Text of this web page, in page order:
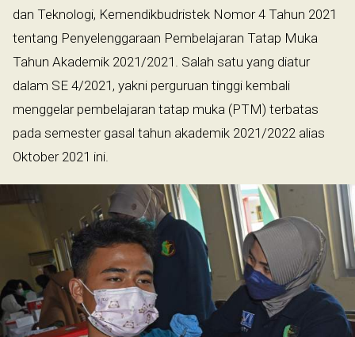
dan Teknologi, Kemendikbudristek Nomor 4 Tahun 2021
tentang Penyelenggaraan Pembelajaran Tatap Muka
Tahun Akademik 2021/2021. Salah satu yang diatur
dalam SE 4/2021, yakni perguruan tinggi kembali
menggelar pembelajaran tatap muka (PTM) terbatas
pada semester gasal tahun akademik 2021/2022 alias
Oktober 2021 ini.